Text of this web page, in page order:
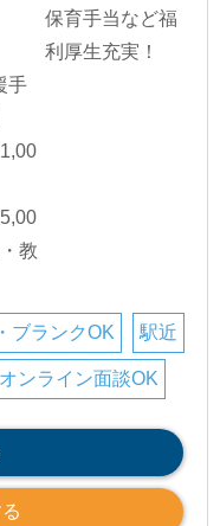
手
教
保育手当など福
利厚生充実！
ブランクOK 駅近
オンライン面談OK